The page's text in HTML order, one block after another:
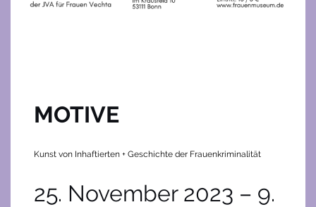
MOTIVE
Kunst von Inhaftierten + Geschichte der Frauenkriminalität
25. November 2023 – 9.